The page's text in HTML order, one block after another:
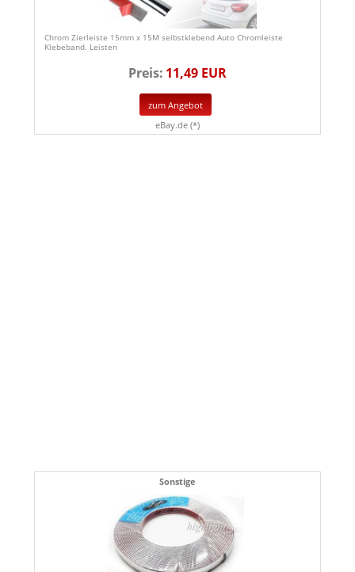
Chrom Zierleiste 15mm x 15M selbstklebend Auto Chromleiste
Klebeband. Leisten
Preis: 11,49 EUR
zum Angebot
eBay.de (*)
Sonstige